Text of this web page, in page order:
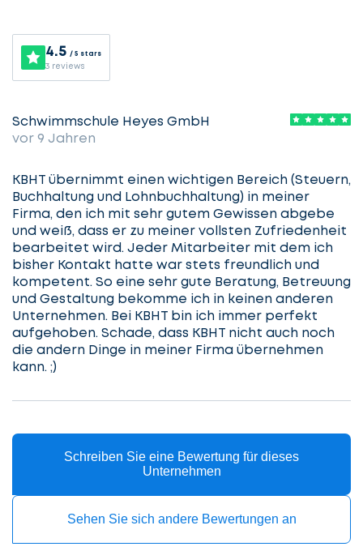
4.5 / 5 stars
3 reviews
Schwimmschule Heyes GmbH
vor 9 Jahren
KBHT übernimmt einen wichtigen Bereich (Steuern,
Buchhaltung und Lohnbuchhaltung) in meiner
Firma, den ich mit sehr gutem Gewissen abgebe
und weiß, dass er zu meiner vollsten Zufriedenheit
bearbeitet wird. Jeder Mitarbeiter mit dem ich
bisher Kontakt hatte war stets freundlich und
kompetent. So eine sehr gute Beratung, Betreuung
und Gestaltung bekomme ich in keinen anderen
Unternehmen. Bei KBHT bin ich immer perfekt
aufgehoben. Schade, dass KBHT nicht auch noch
die andern Dinge in meiner Firma übernehmen
kann. ;)
Schreiben Sie eine Bewertung für dieses
Unternehmen
Sehen Sie sich andere Bewertungen an
Lassen
Sie
uns
beginnen
beschreiben
Sie
uns